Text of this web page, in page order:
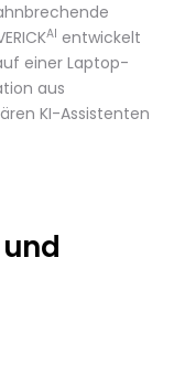
AI entwickelt
einer Laptop-
aus
KI-Assistenten
und